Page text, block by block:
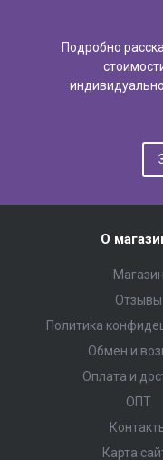
Подробно
О
Магазин
Отзывы
Политика
Обмен и
Оплата и
ОПТ
Карта